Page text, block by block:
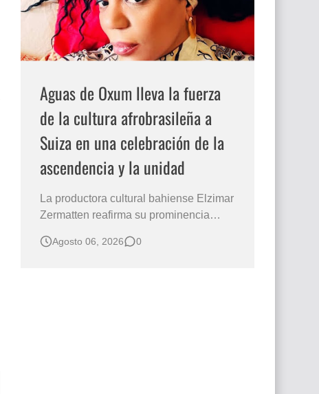
Aguas de Oxum lleva la fuerza
de la cultura afrobrasileña a
Suiza en una celebración de la
ascendencia y la unidad
La productora cultural bahiense Elzimar
Zermatten reafirma su prominencia
Aguas de Oxum el 8 de agosto en
Agosto 06, 2026 0